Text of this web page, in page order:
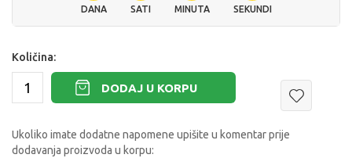
DANA SATI MINUTA SEKUNDI
Količina:
DODAJ U KORPU
Ukoliko imate dodatne napomene upišite u komentar prije
dodavanja proizvoda u korpu: